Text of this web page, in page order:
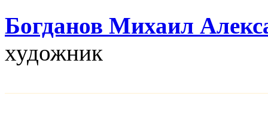
Богданов Михаил
художник